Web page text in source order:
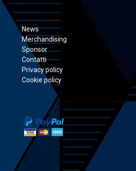
News
Merchandising
Sponsor
Contatti
Privacy policy
Cookie policy